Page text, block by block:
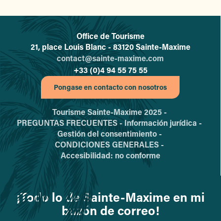
L'office de tourisme de Sainte-
Office de Tourisme
21, place Louis Blanc - 83120 Sainte-Maxime
contact@sainte-maxime.com
+33 (0)4 94 55 75 55
Pongase en contacto con nosotros
Tourisme Sainte-Maxime 2025 -
PREGUNTAS FRECUENTES - Información jurídica -
Gestión del consentimiento -
CONDICIONES GENERALES -
Accesibilidad: no conforme
¡Todo lo de Sainte-Maxime en mi
buzón de correo!